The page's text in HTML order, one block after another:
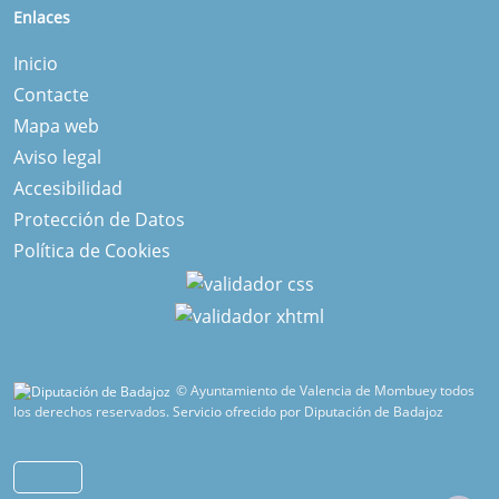
Enlaces
Inicio
Contacte
Mapa web
Aviso legal
Accesibilidad
Protección de Datos
Política de Cookies
© Ayuntamiento de Valencia de Mombuey todos
los derechos reservados.Servicio ofrecido por Diputación de Badajoz